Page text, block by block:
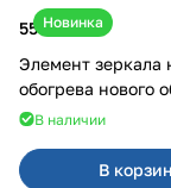
Новинка
550 ₽
Элемент зеркала
обогрева нового
В наличии
В